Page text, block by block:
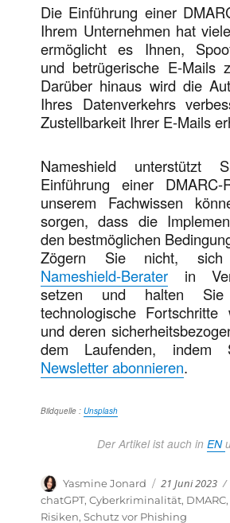
Die Einführung einer
Ihrem Unternehmen hat
ermöglicht es Ihnen,
und betrügerische E-Mails
Darüber hinaus wird die
Ihres Datenverkehrs
Zustellbarkeit Ihrer E-Mails
Nameshield
Einführung einer DMARC-
unserem Fachwissen
sorgen, dass die
den bestmöglichen
Zögern Sie nicht,
Nameshield-Berater in
setzen und halten
technologische Fortschritte
und deren
dem Laufenden, indem
Newsletter abonnieren.
Bildquelle :Unsplash
Der Artikel ist auch in EN
Autor
Yasmine Jonard Veröffentlicht
am
21 Juni 2023
chatGPT,Cyberkriminalität, DMARC,
Risiken,Schutz vor Phishing